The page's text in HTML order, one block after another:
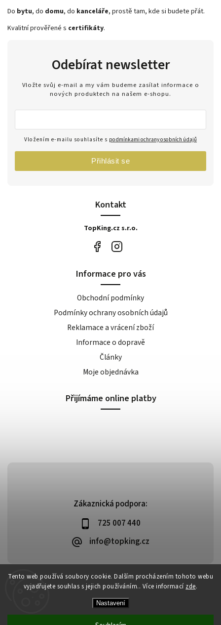
Tento web používá soubory cookie. Dalším procházením tohoto webu
vyjadřujete souhlas s jejich používáním.. Více informací zde.
Nastavení
Do bytu, do domu, do kanceláře, prostě tam, kde si budete přát.
Kvalitní prověřené s certifikáty.
Zákaznická podpora:
725 007 440
info@topking.cz
Kontakt
TopKing.cz s.r.o.
Odebírat newsletter
Vložte svůj e-mail a my vám budeme zasílat informace o
nových produktech na našem e-shopu.
Vložením e-mailu souhlasíte s podmínkami ochrany osobních údajů
Přihlásit se
Informace pro vás
Obchodní podmínky
Podmínky ochrany osobních údajů
Reklamace a vrácení zboží
Informace o dopravě
Články
Moje objednávka
Přijímáme online platby
Copyright 2026Top King. Všechna práva vyhrazena.
VytvořilShoptet| Design